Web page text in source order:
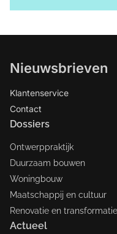
Nieuwsbrieven
Klantenservice
Contact
Dossiers
Ontwerppraktijk
Duurzaam bouwen
Woningbouw
Maatschappij en cultuur
Renovatie en transformatie
Actueel